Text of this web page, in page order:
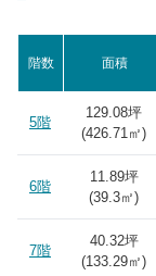
階数 面積
5階
129.08坪
(426.71㎡)
6階
11.89坪
(39.3㎡)
7階
40.32坪
(133.29㎡)